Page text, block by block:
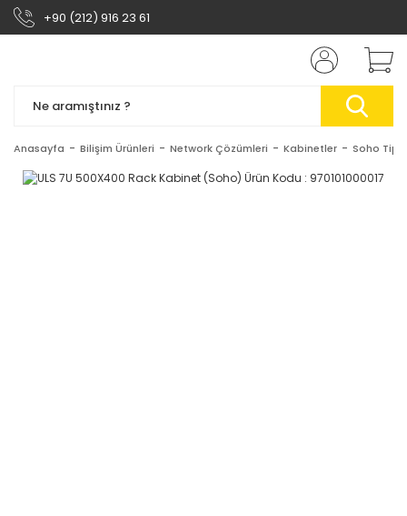
+90 (212) 916 23 61
Anasayfa Bilişim Ürünleri Network Çözümleri Kabinetler Soho Tip